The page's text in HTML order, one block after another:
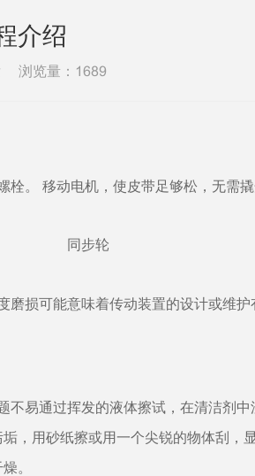
介绍
浏览量： 1689
。 移动电机，使皮带足够松，无需撬
损可能意味着传动装置的设计或维护
易通过挥发的液体擦试，在清洁剂
，用砂纸擦或用一个尖锐的物体刮，
。